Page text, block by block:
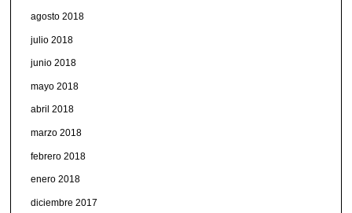
agosto 2018
julio 2018
junio 2018
mayo 2018
abril 2018
marzo 2018
febrero 2018
enero 2018
diciembre 2017